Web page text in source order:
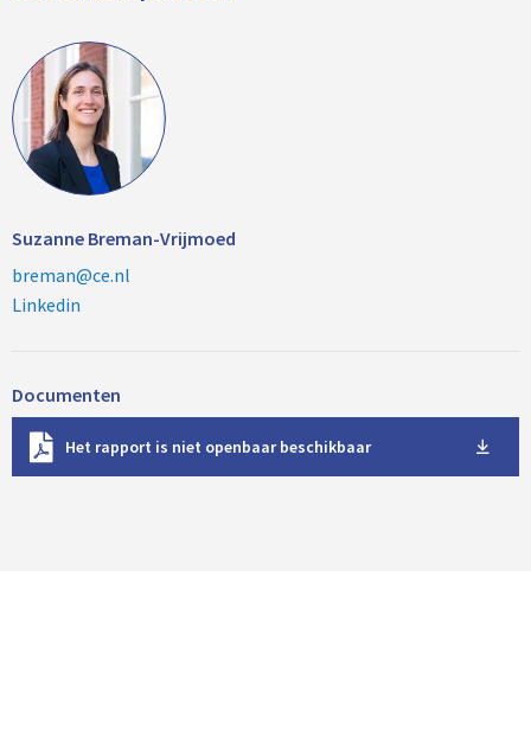
Suzanne Breman-Vrijmoed
breman@ce.nl
Linkedin
Documenten
Het rapport is niet openbaar beschikbaar
w